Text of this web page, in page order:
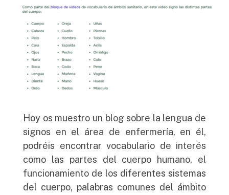
Hoy os muestro un blog sobre la lengua de
signos en el área de enfermería, en él,
podréis encontrar vocabulario de interés
como las partes del cuerpo humano, el
funcionamiento de los diferentes sistemas
del cuerpo, palabras comunes del ámbito